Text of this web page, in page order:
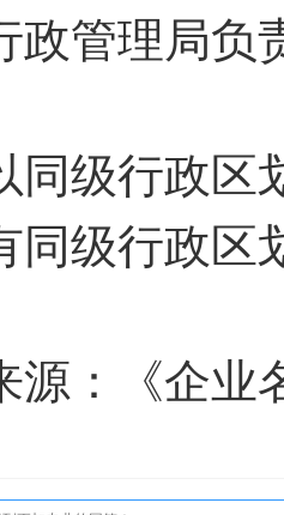
政管理局负
同级行政区
同级行政
源：《企业